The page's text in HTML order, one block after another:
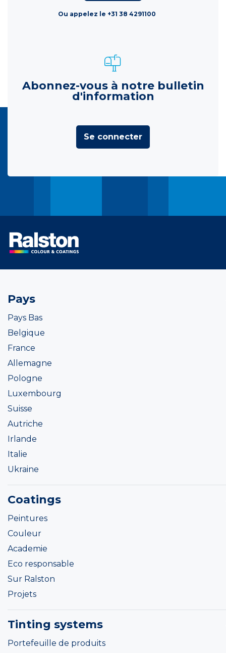
Ou appelez le +31 38 4291100
Abonnez-vous à notre bulletin
d'information
Se connecter
Pays
Pays Bas
Belgique
France
Allemagne
Pologne
Luxembourg
Suisse
Autriche
Irlande
Italie
Ukraine
Coatings
Peintures
Couleur
Academie
Eco responsable
Sur Ralston
Projets
Tinting systems
Portefeuille de produits